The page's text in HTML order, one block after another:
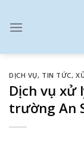
DỊCH VỤ, TIN TỨC,
Dịch vụ xử
trường An